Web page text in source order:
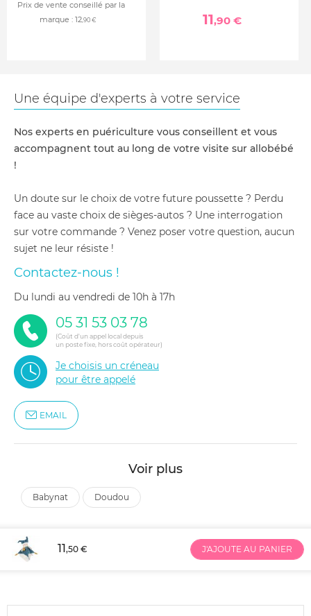
Prix de vente conseillé par la
marque : 12,90 € 11,90 €
Une équipe d'experts à votre service
Nos experts en puériculture vous conseillent et vous
accompagnent tout au long de votre visite sur allobébé
!
Un doute sur le choix de votre future poussette ? Perdu
face au vaste choix de sièges-autos ? Une interrogation
sur votre commande ? Venez poser votre question, aucun
sujet ne leur résiste !
Contactez-nous !
du lundi au vendredi de 10h à 17h
05 31 53 03 78
(Coût d'un appel local depuis
un poste fixe, hors coût opérateur)
Je choisis un créneau
pour être appelé
EMAIL
Voir plus
babynat doudou
11,50 € J'AJOUTE AU PANIER